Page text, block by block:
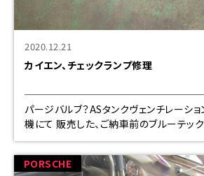
2020.12.21
カイエン、チェックランプ修理
パージバルブ？ASタンクヴェンチレーション
機にて 販売した、ご納車前のブルーテックキャンターナビ付け
です 配線は接触不良を防ぐため殆ど半
PORSCHE